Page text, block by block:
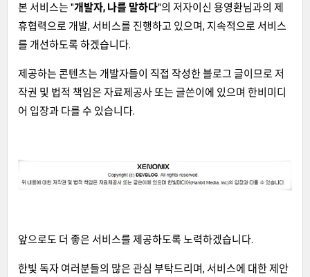
본 서비스는 "개발자, 나를 말하다"의 저자이신 용영환님과의 제
휴협력으로 개발, 서비스를 진행하고 있으며, 지속적으로 서비스
를 개선하도록 하겠습니다.
제공하는 콘텐츠는 개발자들이 직접 작성한 블로그 글이므로 저
작권 및 법적 책임은 자료제공사 또는 글쓴이에 있으며 한비미디
어 입장과 다를 수 있습니다.
앞으로도 더 좋은 서비스를 제공하도록 노력하겠습니다.
한빛 독자 여러분들의 많은 관심 부탁드리며, 서비스에 대한 제안